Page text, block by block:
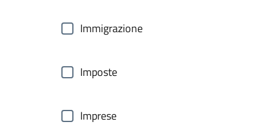
Immigrazione
Imposte
Imprese